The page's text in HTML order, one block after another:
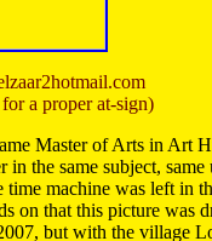
a proper at-sign)
Master of Arts in
the same subject, same
machine was left in
that this picture was
but with the village